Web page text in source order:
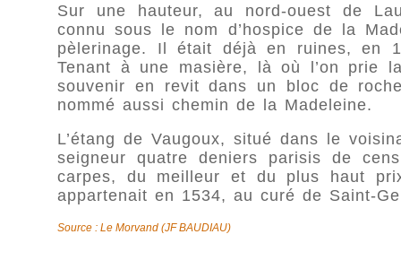
Sur une hauteur, au nord-ouest de
connu sous le nom d’hospice de la
pèlerinage. Il était déjà en ruines, en
Tenant à une masière, là où l’on prie
souvenir en revit dans un bloc de
nommé aussi chemin de la Madeleine.
L’étang de Vaugoux, situé dans le
seigneur quatre deniers parisis de
carpes, du meilleur et du plus haut
appartenait en 1534, au curé de Saint-
Source : Le Morvand (JF BAUDIAU)